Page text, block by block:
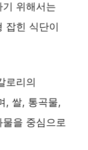
위해서는
잡힌 식단이
로리의
, 쌀, 통곡물,
을 중심으로